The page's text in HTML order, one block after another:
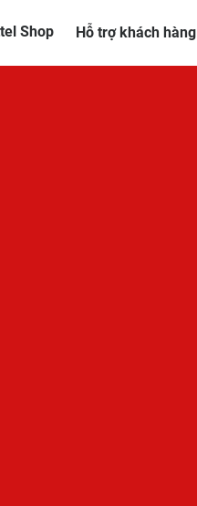
Shop Hỗ trợ khách hàng